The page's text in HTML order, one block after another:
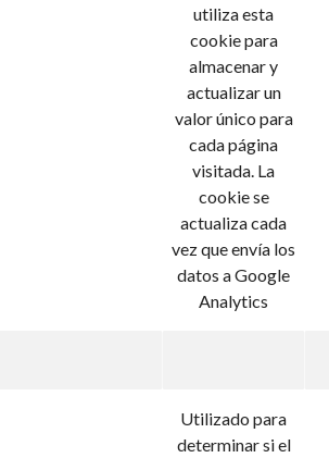
utiliza esta
cookie para
almacenar y
actualizar un
valor único para
cada página
visitada. La
cookie se
actualiza cada
vez que envía los
datos a Google
Analytics
Utilizado para
determinar si el